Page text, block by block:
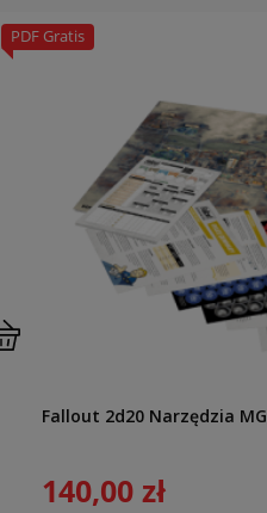
Fallout 2d20 Narzędzia MG
140,00 zł
PDF Gratis